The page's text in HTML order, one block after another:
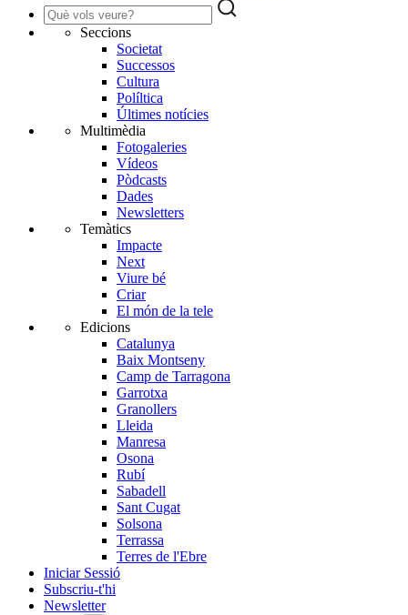
Seccions
Societat
Successos
Cultura
Políltica
Últimes notícies
Multimèdia
Fotogaleries
Vídeos
Pòdcasts
Dades
Newsletters
Temàtics
Impacte
Next
Viure bé
Criar
El món de la tele
Edicions
Catalunya
Baix Montseny
Camp de Tarragona
Garrotxa
Granollers
Lleida
Manresa
Osona
Rubí
Sabadell
Sant Cugat
Solsona
Terrassa
Terres de l'Ebre
Iniciar Sessió
Subscriu-t'hi
Newsletter